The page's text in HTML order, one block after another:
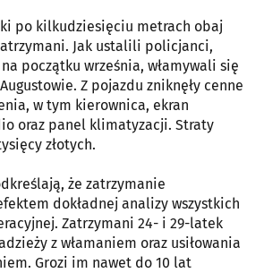
po kilkudziesięciu metrach obaj
Jak ustalili policjanci,
początku września, włamywali się
Z pojazdu zniknęły cenne
w tym kierownica, ekran
oraz panel klimatyzacji. Straty
złotych.
że zatrzymanie
dokładnej analizy wszystkich
Zatrzymani 24- i 29-latek
z włamaniem oraz usiłowania
Grozi im nawet do 10 lat